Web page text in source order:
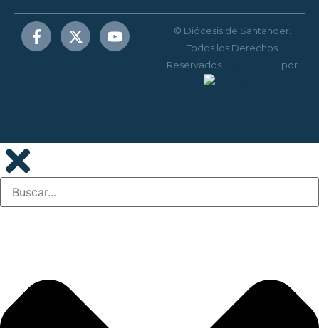
© Diócesis de Santander.
Todos los Derechos
Reservados
por